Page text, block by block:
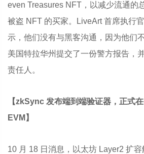
even Treasures NFT，以减少流通的
被盗 NFT 的买家。LiveArt 首席执行
示，他们没有与黑客沟通，因为他们
美国特拉华州提交了一份警方报告，
责任人。
【zkSync 发布端到端验证器，正式
EVM】
10 月 18 日消息，以太坊 Layer2 扩